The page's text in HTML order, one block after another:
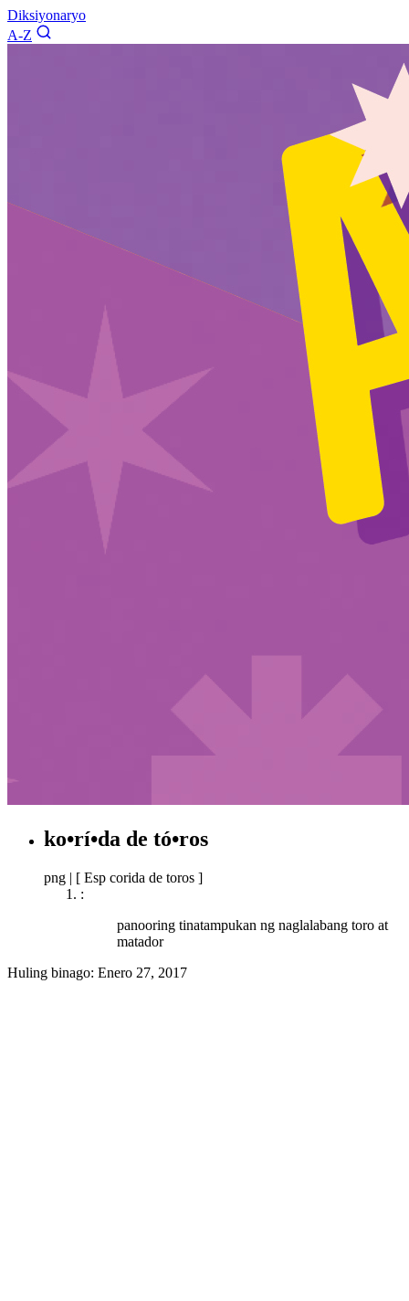
Diksiyonaryo
A-Z
ko•rí•da de tó•ros
png | [ Esp corida de toros ]
:
panooring tinatampukan ng naglalabang toro at
matador
Huling binago: Enero 27, 2017